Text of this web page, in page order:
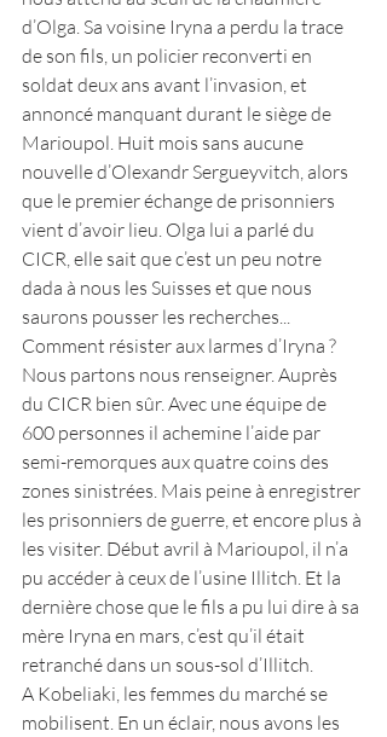
d’Olga. Sa voisine Iryna a perdu la trace
de son fils, un policier reconverti en
soldat deux ans avant l’invasion, et
annoncé manquant durant le siège de
Marioupol. Huit mois sans aucune
nouvelle d’Olexandr Sergueyvitch, alors
que le premier échange de prisonniers
vient d’avoir lieu. Olga lui a parlé du
CICR, elle sait que c’est un peu notre
dada à nous les Suisses et que nous
saurons pousser les recherches...
Comment résister aux larmes d’Iryna ?
Nous partons nous renseigner. Auprès
du CICR bien sûr. Avec une équipe de
600 personnes il achemine l’aide par
semi-remorques aux quatre coins des
zones sinistrées. Mais peine à enregistrer
les prisonniers de guerre, et encore plus à
les visiter. Début avril à Marioupol, il n’a
pu accéder à ceux de l’usine Illitch. Et la
dernière chose que le fils a pu lui dire à sa
mère Iryna en mars, c’est qu’il était
retranché dans un sous-sol d’Illitch.
A Kobeliaki, les femmes du marché se
mobilisent. En un éclair, nous avons les